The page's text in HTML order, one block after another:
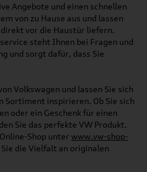
Angebote und einen schnellen
von zu Hause aus und lassen
vor die Haustür liefern.
steht Ihnen bei Fragen und
und sorgt dafür, dass Sie
Volkswagen und lassen Sie sich
Sortiment inspirieren. Ob Sie sich
oder ein Geschenk für einen
Sie das perfekte VW Produkt.
Shop unter www.vw-shop-
die Vielfalt an originalen